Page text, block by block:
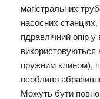
магістральних
насосних
гідравлічний опір
використовуються
пружним клином),
особливо
Можуть бути